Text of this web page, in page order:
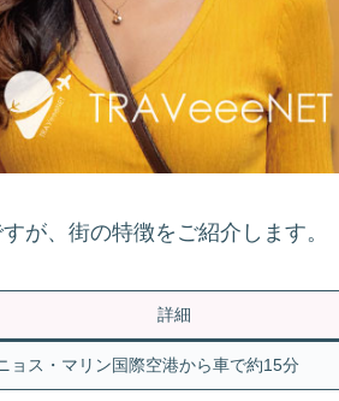
が、街の特徴をご紹介します。
詳細
ョス・マリン国際空港から車で約15分